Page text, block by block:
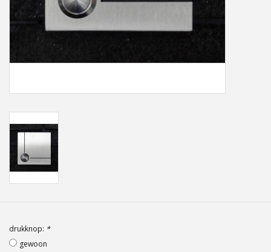
Bestelling op maat
Cadeaubonnen
Portfolio
kleuren en lettertypes
drukknop: *
gewoon